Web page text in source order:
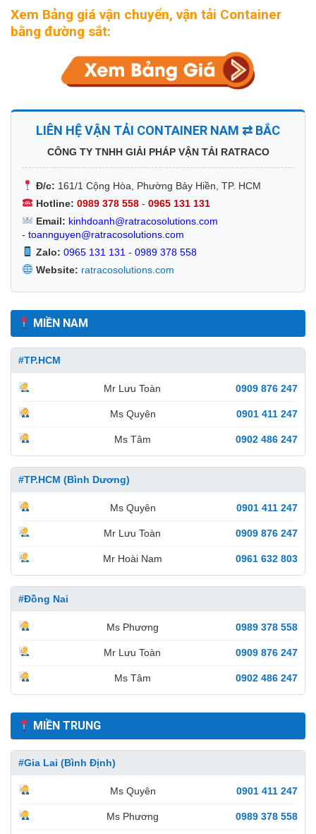
Xem Bảng giá vận chuyển, vận tải Container
bằng đường sắt:
LIÊN HỆ VẬN TẢI CONTAINER NAM ⇄ BẮC
CÔNG TY TNHH GIẢI PHÁP VẬN TẢI RATRACO
Đ/c: 161/1 Cộng Hòa, Phường Bảy Hiền, TP. HCM
Hotline: 0989 378 558- 0965 131 131
Email: kinhdoanh@ratracosolutions.com
- toannguyen@ratracosolutions.com
Zalo: 0965 131 131 - 0989 378 558
Website: ratracosolutions.com
MIỀN NAM
#TP.HCM
Mr Lưu Toàn 0909 876 247
Ms Quyên 0901 411 247
Ms Tâm 0902 486 247
#TP.HCM (Bình Dương)
Ms Quyên 0901 411 247
Mr Lưu Toàn 0909 876 247
Mr Hoài Nam 0961 632 803
#Đồng Nai
Ms Phương 0989 378 558
Mr Lưu Toàn 0909 876 247
Ms Tâm 0902 486 247
MIỀN TRUNG
#Gia Lai (Bình Định)
Ms Quyên 0901 411 247
Ms Phương 0989 378 558